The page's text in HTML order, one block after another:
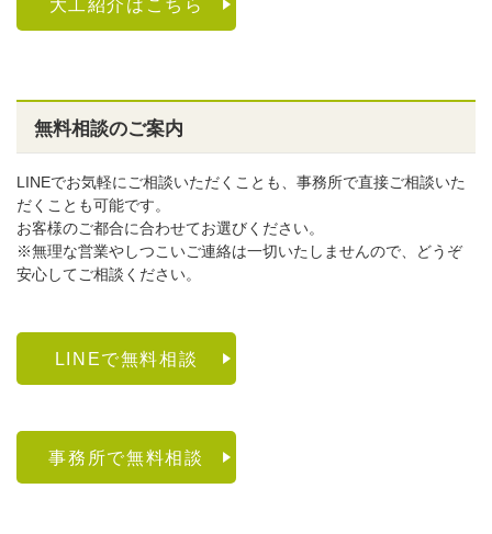
大工紹介はこちら
無料相談のご案内
LINEでお気軽にご相談いただくことも、事務所で直接ご相談いた
だくことも可能です。
お客様のご都合に合わせてお選びください。
※無理な営業やしつこいご連絡は一切いたしませんので、どうぞ
安心してご相談ください。
LINEで無料相談
事務所で無料相談